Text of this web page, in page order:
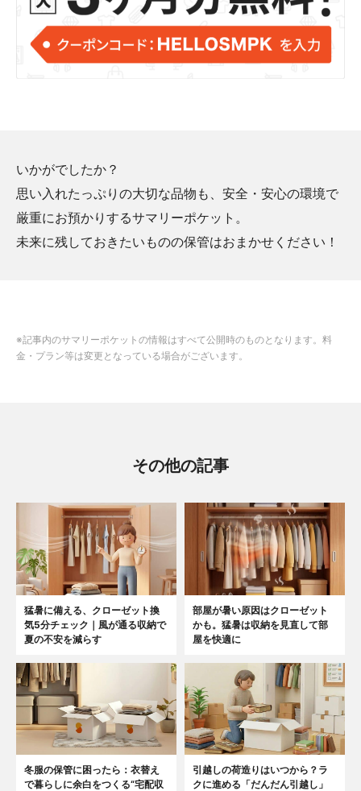
いかがでしたか？
思い入れたっぷりの大切な品物も、安全・安心の環境で
厳重にお預かりするサマリーポケット。
未来に残しておきたいものの保管はおまかせください！
※記事内のサマリーポケットの情報はすべて公開時のものとなります。料
金・プラン等は変更となっている場合がございます。
その他の記事
猛暑に備える、クローゼット換
気5分チェック｜風が通る収納で
夏の不安を減らす
部屋が暑い原因はクローゼット
かも。猛暑は収納を見直して部
屋を快適に
冬服の保管に困ったら：衣替え
で暮らしに余白をつくる“宅配収
引越しの荷造りはいつから？ラ
クに進める「だんだん引越し」